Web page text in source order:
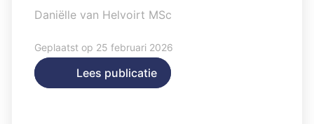
Lees publicatie
Daniëlle van Helvoirt MSc
Geplaatst op 25 februari 2026
Lees publicatie